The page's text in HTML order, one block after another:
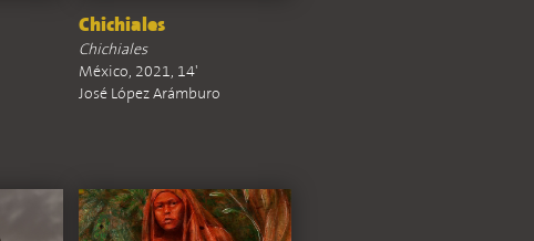
Chichiales
Chichiales
México, 2021, 14'
José López Arámburo